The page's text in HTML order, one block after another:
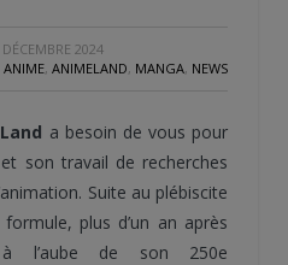
2024
ANIME, ANIMELAND, MANGA, NEWS
a besoin de vous pour
son travail de recherches
Suite au plébiscite
plus d’un an après
l’aube de son 250e